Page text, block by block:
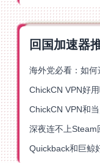
回国加速器
深夜连不上Steam